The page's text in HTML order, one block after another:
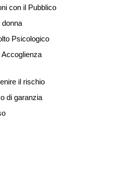
con il Pubblico
Psicologico
il rischio
di garanzia